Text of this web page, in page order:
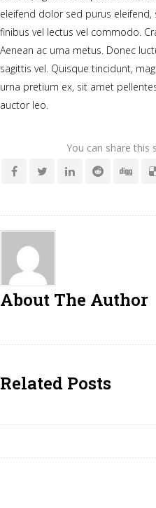
eleifend dolor sed purus
finibus vel lectus vel commodo.
Aenean ac urna metus. Donec
sagittis vel. Quisque tincidunt,
urna pretium ex, sit amet
auctor leo.
You can share this
About The Author
Related Posts